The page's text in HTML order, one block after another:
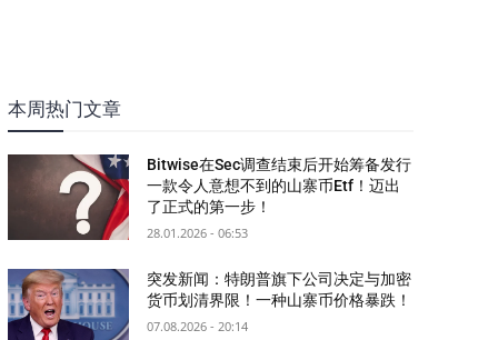
本周热门文章
Bitwise在Sec调查结束后开始筹备发行
一款令人意想不到的山寨币Etf！迈出
了正式的第一步！
28.01.2026 - 06:53
突发新闻：特朗普旗下公司决定与加密
货币划清界限！一种山寨币价格暴跌！
07.08.2026 - 20:14